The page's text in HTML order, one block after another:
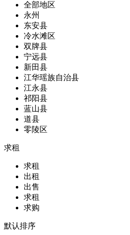
全部地区
永州
东安县
冷水滩区
双牌县
宁远县
新田县
江华瑶族自治县
江永县
祁阳县
蓝山县
道县
零陵区
求租
求租
出租
出售
求租
求购
默认排序